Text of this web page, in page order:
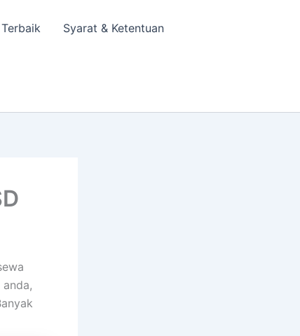
Syarat & Ketentuan